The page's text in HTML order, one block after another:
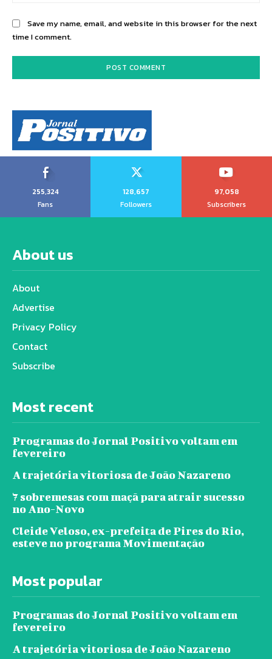
Save my name, email, and website in this browser for the next
time I comment.
255,324
Fans
128,657
Followers
97,058
Subscribers
About us
About
Advertise
Privacy Policy
Contact
Subscribe
Most recent
Programas do Jornal Positivo voltam em
fevereiro
A trajetória vitoriosa de João Nazareno
7 sobremesas com maçã para atrair sucesso
no Ano-Novo
Cleide Veloso, ex-prefeita de Pires do Rio,
esteve no programa Movimentação
Most popular
Programas do Jornal Positivo voltam em
fevereiro
A trajetória vitoriosa de João Nazareno